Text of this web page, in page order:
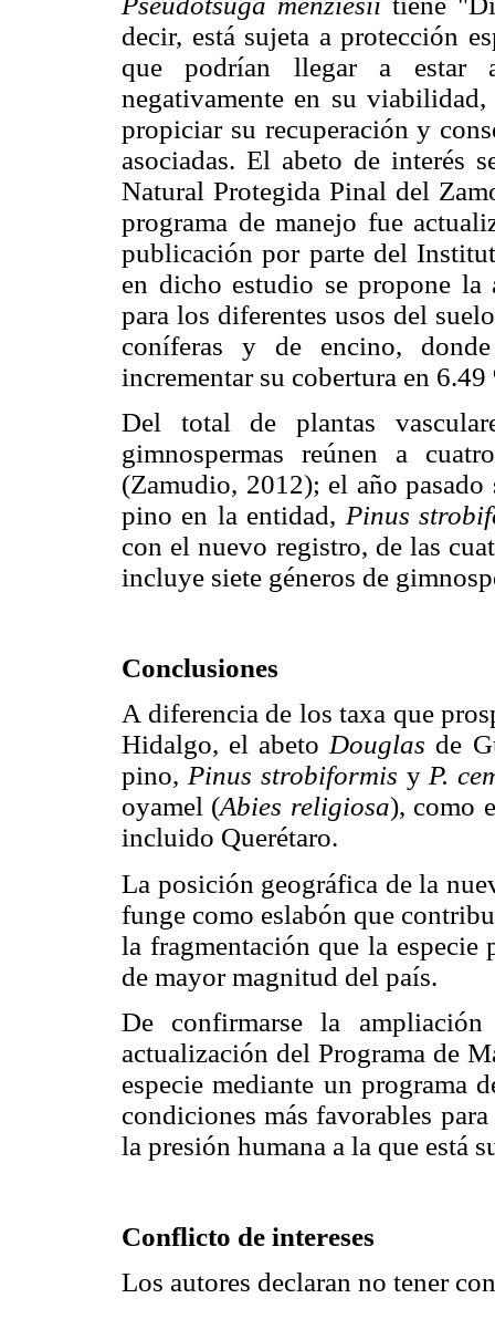
decir, está sujeta a protección
que podrían llegar a estar
negativamente en su
propiciar su recuperación y
asociadas. El abeto de interés
Natural Protegida Pinal del
programa de manejo fue
publicación por parte del
en dicho estudio se propone
para los diferentes usos del
coníferas y de encino,
incrementar su cobertura en 6.49
Del total de plantas
gimnospermas reúnen a
(Zamudio, 2012); el año
pino en la entidad, Pinus
con el nuevo registro, de las
incluye siete géneros de
Conclusiones
A diferencia de los taxa que
Hidalgo, el abetoDouglas de
pino, Pinus strobiformis yP.
oyamel (Abies religiosa), como
incluido Querétaro.
La posición geográfica de la
funge como eslabón que
la fragmentación que la
de mayor magnitud del país.
De confirmarse la
actualización del Programa de
especie mediante un programa
condiciones más favorables
la presión humana a la que está
Conflicto de intereses
Los autores declaran no tener